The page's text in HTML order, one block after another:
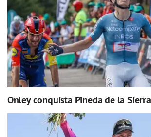
Onley conquista Pineda de la Sierra